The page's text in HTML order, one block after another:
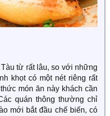
từ rất lâu, so với những
khọt có một nét riêng rất
món ăn này khách cần
quán thông thường chỉ
mới bắt đầu chế biến, có